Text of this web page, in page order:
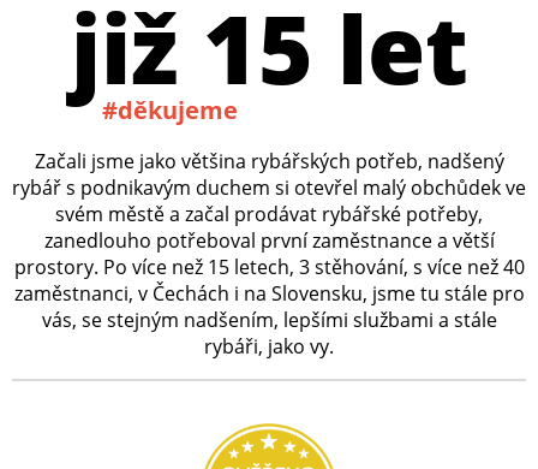
již 15 let
#děkujeme
Začali jsme jako většina rybářských potřeb, nadšený
rybář s podnikavým duchem si otevřel malý obchůdek ve
svém městě a začal prodávat rybářské potřeby,
zanedlouho potřeboval první zaměstnance a větší
prostory. Po více než 15 letech, 3 stěhování, s více než 40
zaměstnanci, v Čechách i na Slovensku, jsme tu stále pro
vás, se stejným nadšením, lepšími službami a stále
rybáři, jako vy.